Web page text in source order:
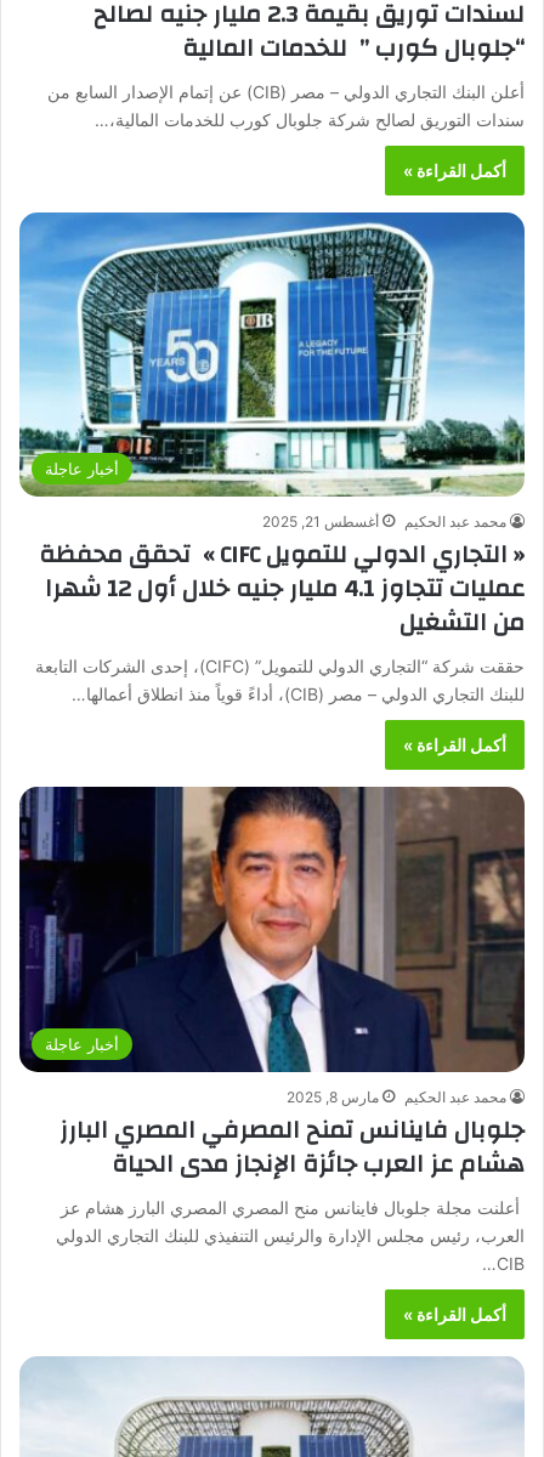
لسندات توريق بقيمة 2.3 مليار جنيه لصالح
“جلوبال كورب ” للخدمات المالية
أعلن البنك التجاري الدولي – مصر (CIB) عن إتمام الإصدار السابع من
سندات التوريق لصالح شركة جلوبال كورب للخدمات المالية،…
أكمل القراءة »
أخبار عاجلة
محمد عبد الحكيم أغسطس 21, 2025
« التجاري الدولي للتمويل CIFC » تحقق محفظة
عمليات تتجاوز 4.1 مليار جنيه خلال أول 12 شهرا
من التشغيل
حققت شركة “التجاري الدولي للتمويل” (CIFC)، إحدى الشركات التابعة
للبنك التجاري الدولي – مصر (CIB)، أداءً قوياً منذ انطلاق أعمالها…
أكمل القراءة »
أخبار عاجلة
محمد عبد الحكيم مارس 8, 2025
جلوبال فاينانس تمنح المصرفي المصري البارز
هشام عز العرب جائزة الإنجاز مدى الحياة
أعلنت مجلة جلوبال فاينانس منح المصري المصري البارز هشام عز
العرب، رئيس مجلس الإدارة والرئيس التنفيذي للبنك التجاري الدولي
CIB…
أكمل القراءة »